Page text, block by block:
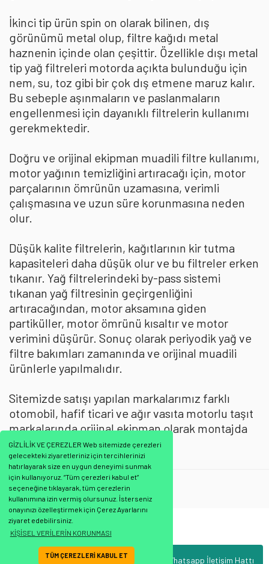
GİZLİLİK VE ÇEREZLER Web sitemizde çerezleri
gelecekteki ziyaretleriniz için tercihlerinizi
hatırlayarak size en uygun deneyimi sunmak
için kullanıyoruz. “Tüm çerezleri kabul et”
seçeneğine tıklayarak, tüm çerezlerin
kullanımına izin vermiş olursunuz. İsterseniz
onayınızı özelleştirmek için Çerez Ayarlarını
ziyaret edebilirsiniz.
KİŞİSEL VERİLERİN KORUNMASI
TÜM ÇEREZLERİ KABUL ET Whatsapp İletişim Hattı
İkinci tip ürün spin on olarak bilinen, dış
görünümü metal olup, filtre kağıdı metal
haznenin içinde olan çeşittir. Özellikle dışı metal
tip yağ filtreleri motorda açıkta bulunduğu için
nem, su, toz gibi bir çok dış etmene maruz kalır.
Bu sebeple aşınmaların ve paslanmaların
engellenmesi için dayanıklı filtrelerin kullanımı
gerekmektedir.
Doğru ve orijinal ekipman muadili filtre kullanımı,
motor yağının temizliğini artıracağı için, motor
parçalarının ömrünün uzamasına, verimli
çalışmasına ve uzun süre korunmasına neden
olur.
Düşük kalite filtrelerin, kağıtlarının kir tutma
kapasiteleri daha düşük olur ve bu filtreler erken
tıkanır. Yağ filtrelerindeki by-pass sistemi
tıkanan yağ filtresinin geçirgenliğini
artıracağından, motor aksamına giden
partiküller, motor ömrünü kısaltır ve motor
verimini düşürür. Sonuç olarak periyodik yağ ve
filtre bakımları zamanında ve orijinal muadili
ürünlerle yapılmalıdır.
Sitemizde satışı yapılan markalarımız farklı
otomobil, hafif ticari ve ağır vasıta motorlu taşıt
markalarında orijinal ekipman olarak montajda
kullanılmaktadır.
Mann Filtre : Yağ Filtresi
Bu ürüne ilk yorumu siz yapın!
Bu ürünün fiyat bilgisi, resim, ürün açıklamalarında ve diğer konularda
yetersiz gördüğünüz noktaları öneri formunu kullanarak tarafımıza
iletebilirsiniz.